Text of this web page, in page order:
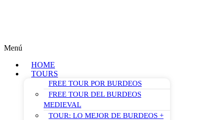
Menú
HOME
TOURS
FREE TOUR POR BURDEOS
FREE TOUR DEL BURDEOS
MEDIEVAL
TOUR: LO MEJOR DE BURDEOS +